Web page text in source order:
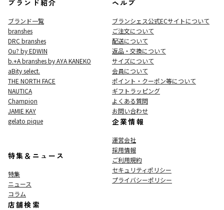
ブランド紹介
ブランド一覧
branshes
DRC branshes
Ou? by EDWIN
b.+A branshes by AYA KANEKO
aBity select.
THE NORTH FACE
NAUTICA
Champion
JAMIE KAY
gelato pique
特集＆ニュース
特集
ニュース
コラム
店舗検索
ヘルプ
ブランシェス公式ECサイトについて
ご注文について
配送について
返品・交換について
サイズについて
会員について
ポイント・クーポン等について
ギフトラッピング
よくある質問
お問い合わせ
企業情報
運営会社
採用情報
ご利用規約
セキュリティポリシー
プライバシーポリシー